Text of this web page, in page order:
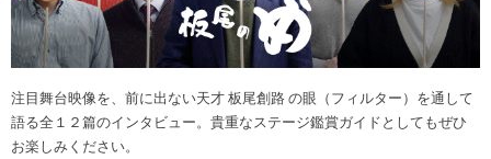
注目舞台映像を、前に出ない天才 板尾創路 の眼（フィルター）を通して
語る全１２篇のインタビュー。貴重なステージ鑑賞ガイドとしてもぜひ
お楽しみください。